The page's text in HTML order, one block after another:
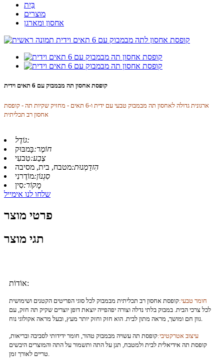
בַּיִת
מוצרים
אחסון ומארגן
קופסת אחסון תה מבמבוק עם 6 תאים וידית
ארגונית גדולה לאחסון תה מבמבוק טבעי עם ידית ו-6 תאים - מחזיק שקיות תה - קופסת
אחסון רב תכליתית
גוֹדֶל:
חוֹמֶר:בָּמבּוּק
צֶבַע:טִבעִי
הִזדַמְנוּת:מטבח, בית, מסיבה
סִגְנוֹן:מוֹדֶרנִי
מָקוֹר:סִין
שלחו לנו אימייל
פרטי מוצר
תגי מוצר
אוֹדוֹת:
חומר טבעי:קופסת אחסון רב תכליתית מבמבוק לכל סוגי הפריטים הקטנים ושימושית
לכל צרכי הבית. במבוק בלתי נדלה וצורה יפהפייה יוצאת דופן יוצרים שקיק תה חזק, עם
גוון חם ומושך, מראה מתון לבית. הוא חזק וחזק יותר מעץ, ובעל מראה אקולוגי נוח.
עיצוב אטרקטיבי:קופסת תה עשויה מבמבוק טהור, חומר ידידותי לסביבה ובריאות,
קופסת תה אידיאלית לבית ולמטבח, תגן על התה ותשמור על התה והמוצרים היבשים
טריים לאורך זמן.